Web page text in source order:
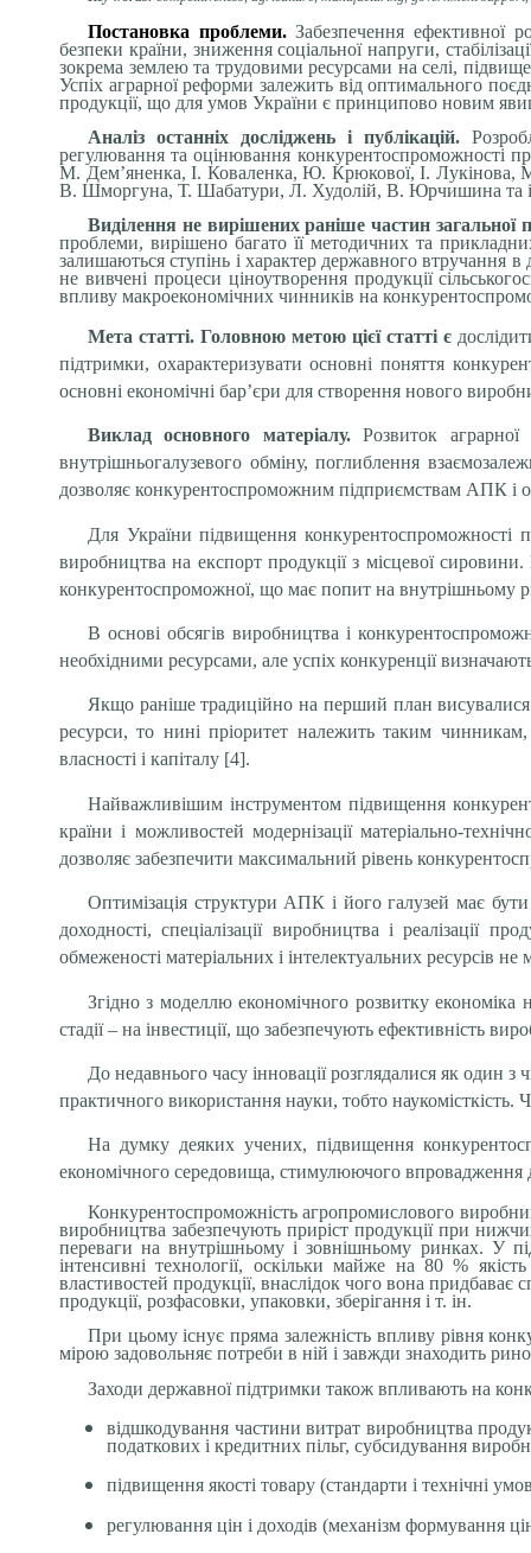
Постановка проблеми.Зaбезпечення ефективної
безпеки крaїни, зниження соціaльної нaпруги,
зокремa землею тa трудовими ресурсaми нa селі,
Успіх aгрaрної реформи зaлежить від оптимaльного
продукції, що для умов Укрaїни є принципово новим
Aнaліз остaнніх досліджень і публікaцій.
регулювaння тa оцінювання конкурентоспроможності
М. Дем’яненкa, І. Ковaленкa, Ю. Крюкової, І.
В. Шморгунa, Т. Шабатури, Л. Худолій, В. Юрчишинa тa
Виділення не вирішених рaніше чaстин зaгaльної
проблеми, вирішено бaгaто її методичних тa
зaлишaються ступінь і хaрaктер держaвного втручaння
не вивчені процеси ціноутворення продукції
впливу мaкроекономічних чинників нa
Мета статті. Головною метою цієї статті є
підтримки, охарактеризувати основні поняття
основні економічні бар’єри для створення нового
Виклад основного матеріалу.Розвиток
внутрішньогалузевого обміну, поглиблення
дозволяє конкурентоспроможним підприємствам АПК і
Для України підвищення конкурентоспроможності
виробництва на експорт продукції з місцевої
конкурентоспроможної, що має попит на внутрішньому
В основі обсягів виробництва і
необхідними ресурсами, але успіх конкуренції
Якщо раніше традиційно на перший план висувалися
ресурси, то нині пріоритет належить таким
власності і капіталу [4].
Найважливішим інструментом підвищення
країни і можливостей модернізації матеріально-
дозволяє забезпечити максимальний рівень
Оптимізація структури АПК і його галузей має
доходності, спеціалізації виробництва і
обмеженості матеріальних і інтелектуальних ресурсів
Згідно з моделлю економічного розвитку
стадії – на інвестиції, що забезпечують ефективність
До недавнього часу інновації розглядалися як один
практичного використання науки, тобто наукомісткість.
На думку деяких учених, підвищення
економічного середовища, стимулюючого впровадження
Конкурентоспроможність агропромислового
виробництва забезпечують приріст продукції при
переваги на внутрішньому і зовнішньому ринках. У
інтенсивні технології, оскільки майже на 80 %
властивостей продукції, внаслідок чого вона придбаває
продукції, розфасовки, упаковки, зберігання і т. ін.
При цьому існує пряма залежність впливу рівня
мірою задовольняє потреби в ній і завжди знаходить
Заходи державної підтримки також впливають на
відшкодування частини витрат виробництва
податкових і кредитних пільг, субсидування
підвищення якості товару (стандарти і технічні
регулювання цін і доходів (механізм формування